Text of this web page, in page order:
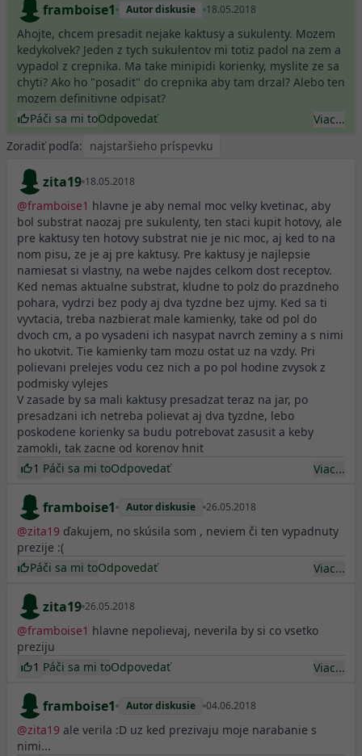
framboise1 Autor diskusie 18.05.2018
Ahojte, chcem presadit nejake kaktusy a sukulenty. Mozem
kedykolvek? Jeden z tych sukulentov mi totiz padol na zem a
vypadol z crepnika. Ma take minipidi korienky, myslite ze sa
chyti? Ako ho "posadit" do crepnika aby tam drzal? Alebo ten
mozem definitivne odpisat?
Páči sa mi toOdpovedať
Viac...
Zoradiť podľa:
zita19 18.05.2018
@framboise1 hlavne je aby nemal moc velky kvetinac, aby
bol substrat naozaj pre sukulenty, ten staci kupit hotovy, ale
pre kaktusy ten hotovy substrat nie je nic moc, aj ked to na
nom pisu, ze je aj pre kaktusy. Pre kaktusy je najlepsie
namiesat si vlastny, na webe najdes celkom dost receptov.
Ked nemas aktualne substrat, kludne to polz do prazdneho
pohara, vydrzi bez pody aj dva tyzdne bez ujmy. Ked sa ti
vyvtacia, treba nazbierat male kamienky, take od pol do
dvoch cm, a po vysadeni ich nasypat navrch zeminy a s nimi
ho ukotvit. Tie kamienky tam mozu ostat uz na vzdy. Pri
polievani prelejes vodu cez nich a po pol hodine zvysok z
podmisky vylejes
V zasade by sa mali kaktusy presadzat teraz na jar, po
presadzani ich netreba polievat aj dva tyzdne, lebo
poskodene korienky sa budu potrebovat zasusit a keby
zamokli, tak zacne od korenov hnit
1 Páči sa mi toOdpovedať Viac...
framboise1 Autor diskusie 26.05.2018
@zita19 ďakujem, no skúsila som , neviem či ten vypadnuty
prezije :(
Páči sa mi toOdpovedať Viac...
zita19 26.05.2018
@framboise1 hlavne nepolievaj, neverila by si co vsetko
preziju
1 Páči sa mi toOdpovedať Viac...
framboise1 Autor diskusie 04.06.2018
@zita19 ale verila :D uz ked prezivaju moje narabanie s
nimi...